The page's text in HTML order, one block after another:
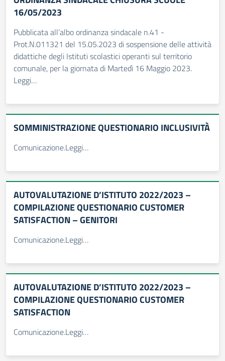
16/05/2023
Pubblicata all’albo ordinanza sindacale n.41 -
Prot.N.011321 del 15.05.2023 di sospensione delle attività
didattiche degli Istituti scolastici operanti sul territorio
comunale, per la giornata di Martedì 16 Maggio 2023.
Leggi…
SOMMINISTRAZIONE QUESTIONARIO INCLUSIVITÀ
Comunicazione.Leggi…
AUTOVALUTAZIONE D’ISTITUTO 2022/2023 –
COMPILAZIONE QUESTIONARIO CUSTOMER
SATISFACTION – GENITORI
Comunicazione.Leggi…
AUTOVALUTAZIONE D’ISTITUTO 2022/2023 –
COMPILAZIONE QUESTIONARIO CUSTOMER
SATISFACTION
Comunicazione.Leggi…